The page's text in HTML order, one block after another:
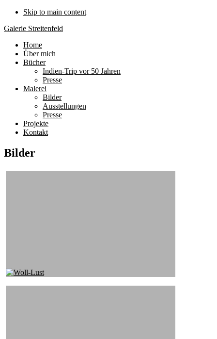
Skip to main content
Galerie Streitenfeld
Home
Über mich
Bücher
Indien-Trip vor 50 Jahren
Presse
Malerei
Bilder
Ausstellungen
Presse
Projekte
Kontakt
Bilder